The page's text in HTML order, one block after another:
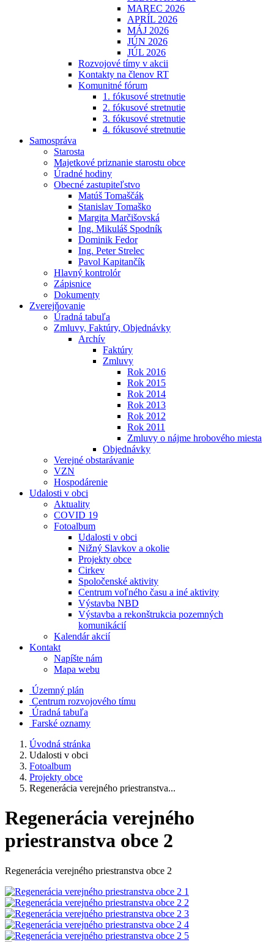
MAREC 2026
APRÍL 2026
MÁJ 2026
JÚN 2026
JÚL 2026
Rozvojové tímy v akcii
Kontakty na členov RT
Komunitné fórum
1. fókusové stretnutie
2. fókusové stretnutie
3. fókusové stretnutie
4. fókusové stretnutie
Samospráva
Starosta
Majetkové priznanie starostu obce
Úradné hodiny
Obecné zastupiteľstvo
Matúš Tomaščák
Stanislav Tomaško
Margita Marčišovská
Ing. Mikuláš Spodník
Dominik Fedor
Ing. Peter Strelec
Pavol Kapitančík
Hlavný kontrolór
Zápisnice
Dokumenty
Zverejňovanie
Úradná tabuľa
Zmluvy, Faktúry, Objednávky
Archív
Faktúry
Zmluvy
Rok 2016
Rok 2015
Rok 2014
Rok 2013
Rok 2012
Rok 2011
Zmluvy o nájme hrobového miesta
Objednávky
Verejné obstarávanie
VZN
Hospodárenie
Udalosti v obci
Aktuality
COVID 19
Fotoalbum
Udalosti v obci
Nižný Slavkov a okolie
Projekty obce
Cirkev
Spoločenské aktivity
Centrum voľného času a iné aktivity
Výstavba NBD
Výstavba a rekonštrukcia pozemných
komunikácií
Kalendár akcií
Kontakt
Napíšte nám
Mapa webu
Územný plán
Centrum rozvojového tímu
Úradná tabuľa
Farské oznamy
Úvodná stránka
Udalosti v obci
Fotoalbum
Projekty obce
Regenerácia verejného priestranstva...
Regenerácia verejného
priestranstva obce 2
Regenerácia verejného priestranstva obce 2